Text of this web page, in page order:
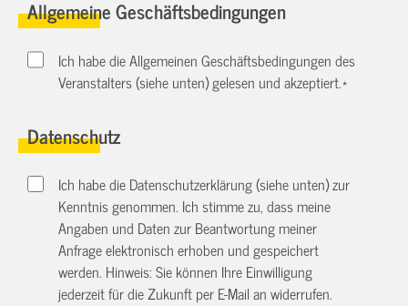
Allgemeine Geschäftsbedingungen
Ich habe die Allgemeinen Geschäftsbedingungen des
Veranstalters (siehe unten) gelesen und akzeptiert.*
Datenschutz
Ich habe die Datenschutzerklärung (siehe unten) zur
Kenntnis genommen. Ich stimme zu, dass meine
Angaben und Daten zur Beantwortung meiner
Anfrage elektronisch erhoben und gespeichert
werden. Hinweis: Sie können Ihre Einwilligung
jederzeit für die Zukunft per E-Mail anwiderrufen.